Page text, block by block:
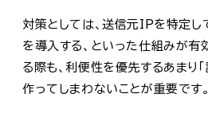
対策としては、送信元IPを特定し
を導入する、といった仕組みが有
る際も、利便性を優先するあまり
作ってしまわないことが重要です。